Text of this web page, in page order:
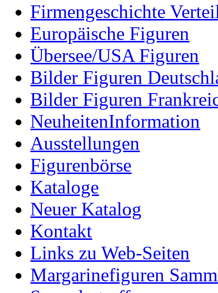
Firmengeschichte
Europäische Figuren
Übersee/USA Figuren
Bilder Figuren
Bilder Figuren
NeuheitenInformation
Ausstellungen
Figurenbörse
Kataloge
Neuer Katalog
Kontakt
Links zu Web-Seiten
Margarinefiguren